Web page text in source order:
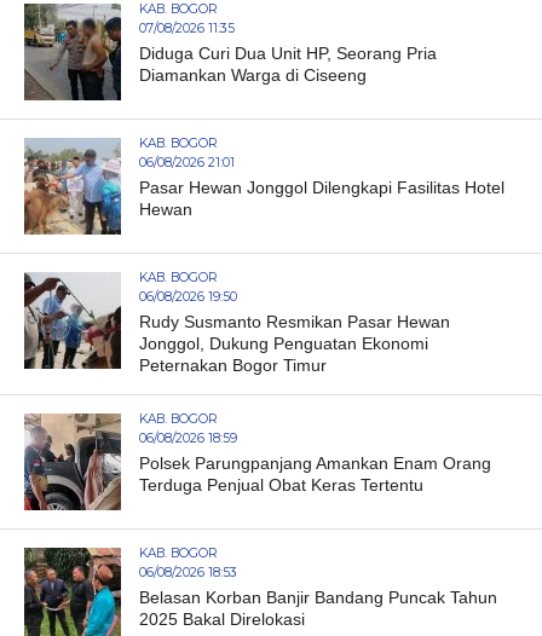
KAB. BOGOR
07/08/2026 11:35
Diduga Curi Dua Unit HP, Seorang Pria
Diamankan Warga di Ciseeng
KAB. BOGOR
06/08/2026 21:01
Pasar Hewan Jonggol Dilengkapi Fasilitas Hotel
Hewan
KAB. BOGOR
06/08/2026 19:50
Rudy Susmanto Resmikan Pasar Hewan
Jonggol, Dukung Penguatan Ekonomi
Peternakan Bogor Timur
KAB. BOGOR
06/08/2026 18:59
Polsek Parungpanjang Amankan Enam Orang
Terduga Penjual Obat Keras Tertentu
KAB. BOGOR
06/08/2026 18:53
Belasan Korban Banjir Bandang Puncak Tahun
2025 Bakal Direlokasi